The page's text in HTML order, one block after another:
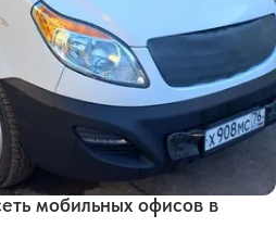
мобильных офисов в